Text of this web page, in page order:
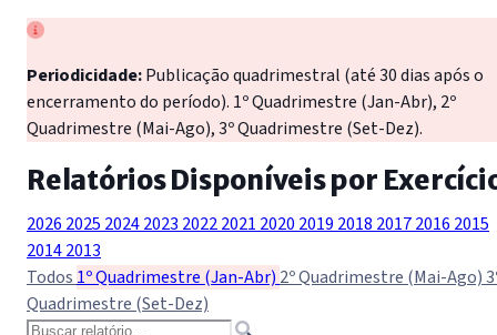
Periodicidade:Publicação quadrimestral (até 30 dias após o
encerramento do período). 1º Quadrimestre (Jan-Abr), 2º
Quadrimestre (Mai-Ago), 3º Quadrimestre (Set-Dez).
Relatórios Disponíveis por
2026 2025 20242023 20222021 2020 2019 2018 20172016 2015
20142013
Todos 1º Quadrimestre (Jan-Abr) 2º Quadrimestre (Mai-Ago)
Quadrimestre (Set-Dez)